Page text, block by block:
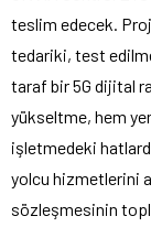
teslim edecek.
tedariki, test
taraf bir 5G dijital
yükseltme, hem
işletmedeki
yolcu hizmetlerini
sözleşmesinin